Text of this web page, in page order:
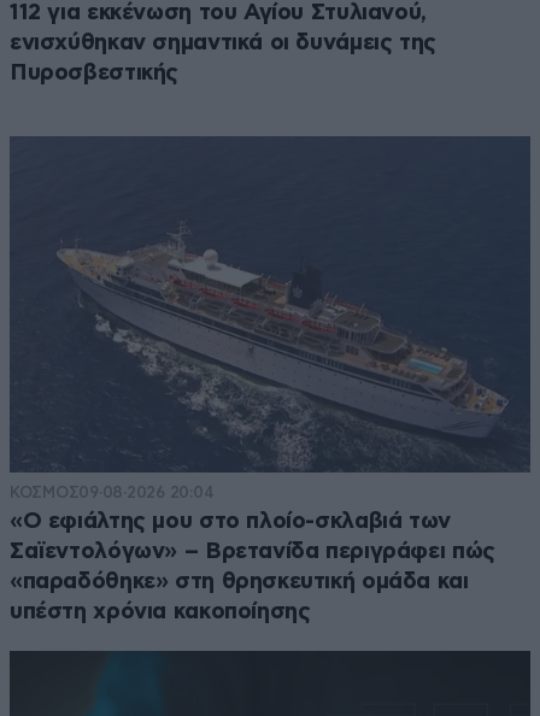
112 για εκκένωση του Αγίου Στυλιανού,
ενισχύθηκαν σημαντικά οι δυνάμεις της
Πυροσβεστικής
ΚΟΣΜΟΣ09·08·2026 20:04
«Ο εφιάλτης μου στο πλοίο-σκλαβιά των
Σαϊεντολόγων» – Βρετανίδα περιγράφει πώς
«παραδόθηκε» στη θρησκευτική ομάδα και
υπέστη χρόνια κακοποίησης